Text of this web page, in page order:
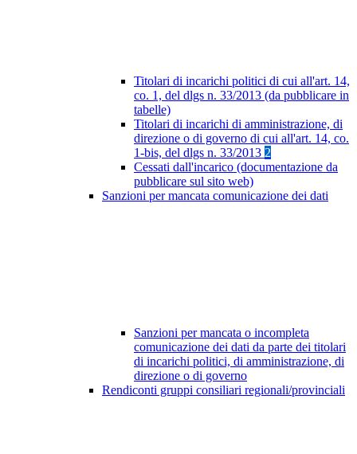
Titolari di incarichi politici di cui all'art. 14,
co. 1, del dlgs n. 33/2013 (da pubblicare in
tabelle)
Titolari di incarichi di amministrazione, di
direzione o di governo di cui all'art. 14, co.
1-bis, del dlgs n. 33/2013 2
Cessati dall'incarico (documentazione da
pubblicare sul sito web)
Sanzioni per mancata comunicazione dei dati
Sanzioni per mancata o incompleta
comunicazione dei dati da parte dei titolari
di incarichi politici, di amministrazione, di
direzione o di governo
Rendiconti gruppi consiliari regionali/provinciali